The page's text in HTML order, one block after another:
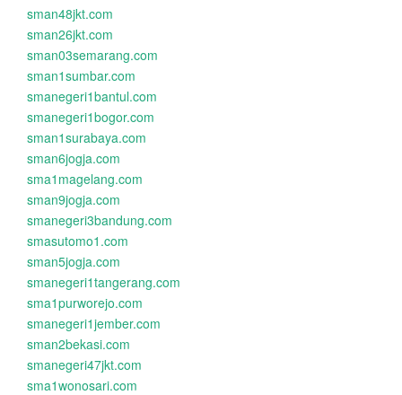
sman48jkt.com
sman26jkt.com
sman03semarang.com
sman1sumbar.com
smanegeri1bantul.com
smanegeri1bogor.com
sman1surabaya.com
sman6jogja.com
sma1magelang.com
sman9jogja.com
smanegeri3bandung.com
smasutomo1.com
sman5jogja.com
smanegeri1tangerang.com
sma1purworejo.com
smanegeri1jember.com
sman2bekasi.com
smanegeri47jkt.com
sma1wonosari.com